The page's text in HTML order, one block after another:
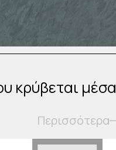
κρύβεται μέσα
Περισσότερα